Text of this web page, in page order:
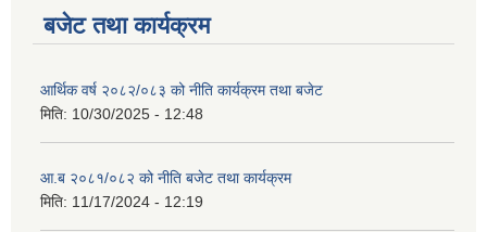
बजेट तथा कार्यक्रम
आर्थिक वर्ष २०८२/०८३ को नीति कार्यक्रम तथा बजेट
मिति: 10/30/2025 - 12:48
आ.ब २०८१/०८२ को नीति बजेट तथा कार्यक्रम
मिति: 11/17/2024 - 12:19